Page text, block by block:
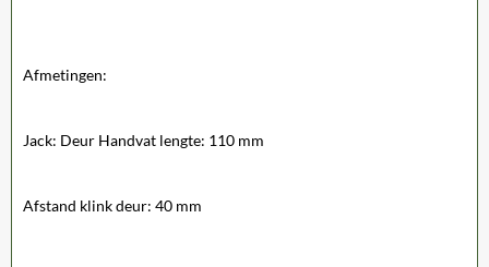
Afmetingen:
Jack: Deur Handvat lengte: 110 mm
Afstand klink deur: 40 mm